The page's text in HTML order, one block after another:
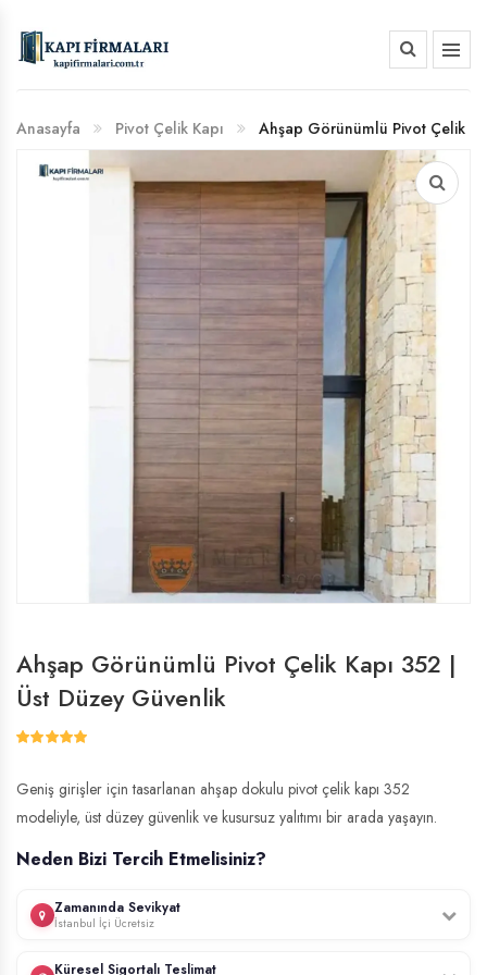
BANKA HESAP NUMARALARIMIZ
Anasayfa Pivot Çelik Kapı
Kapı 352 | Üst Düzey Güvenlik
Ahşap Görünümlü Pivot Çelik Kapı 352 |
Üst Düzey Güvenlik
Geniş girişler için tasarlanan ahşap dokulu pivot çelik kapı 352
modeliyle, üst düzey güvenlik ve kusursuz yalıtımı bir arada yaşayın.
Neden Bizi Tercih Etmelisiniz?
Zamanında Sevikyat
İstanbul İçi Ücretsiz
Küresel Sigortalı Teslimat